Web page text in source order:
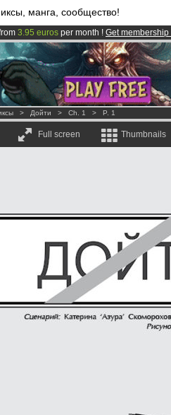
манга, сообщество!
3.95 euros per month ! Get membership
and 1000comics & mangas!.
LIVE!.
> Дойти > Ch. 1 > P. 1
Full screen Thumbnails